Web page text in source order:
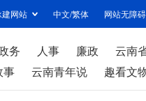
建网站 中文/繁体 网站无障碍
务 人事 廉政 云南
事 云南青年说 趣看文